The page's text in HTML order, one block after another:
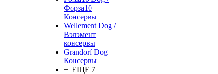
Форза10
Консервы
Wellement Dog /
Вэлэмент
консервы
Grandorf Dog
Консервы
+ ЕЩЕ 7